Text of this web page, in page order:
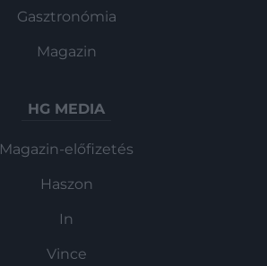
Gasztronómia
Magazin
HG MEDIA
Magazin-előfizetés
Haszon
In
Vince